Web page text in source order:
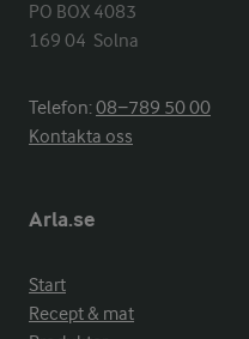
PO BOX 4083
169 04  Solna
Telefon:08−789 50 00
Kontakta oss
Arla.se
Start
Recept & mat